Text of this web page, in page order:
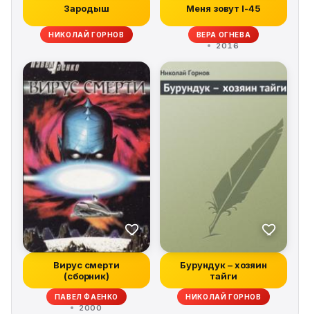
Зародыш
НИКОЛАЙ ГОРНОВ
Меня зовут I-45
ВЕРА ОГНЕВА
2016
Вирус смерти
(сборник)
ПАВЕЛ ФАЕНКО
2000
Бурундук – хозяин
тайги
НИКОЛАЙ ГОРНОВ